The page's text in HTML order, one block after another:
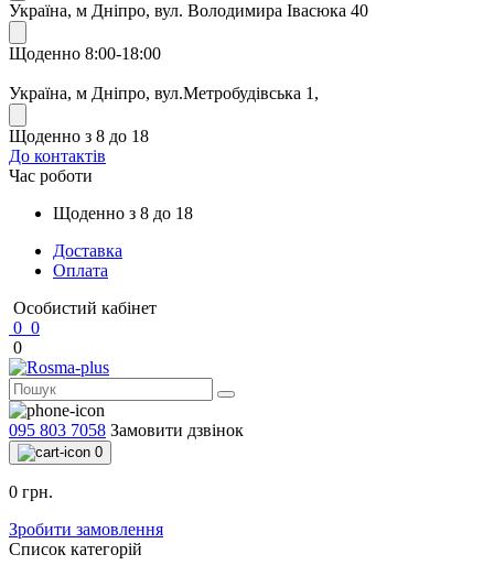
Україна, м Дніпро, вул. Володимира Івасюка 40
Щоденно 8:00-18:00
Україна, м Дніпро, вул.Метробудівська 1,
Щоденно з 8 до 18
До контактів
Час роботи
Щоденно з 8 до 18
Доставка
Оплата
Особистий кабінет
0 0
0
095 803 7058 Замовити дзвінок
0
0 грн.
Зробити замовлення
Список категорій